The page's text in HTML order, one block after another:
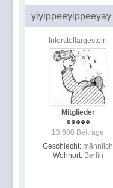
yiyippeeyippeeyay
Interstellargestein
Mitglieder
13.600 Beiträge
Geschlecht: männlich
Wohnort: Berlin